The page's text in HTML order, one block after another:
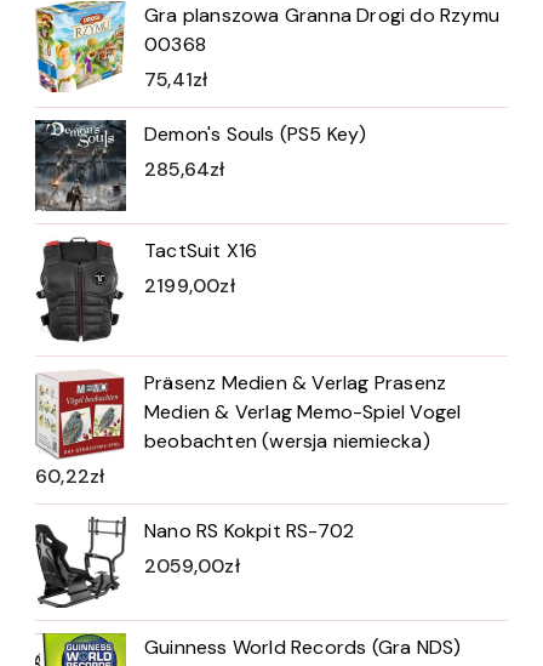
Gra planszowa Granna Drogi do Rzymu
00368
75,41zł
Demon's Souls (PS5 Key)
285,64zł
TactSuit X16
2199,00zł
Präsenz Medien & Verlag Prasenz
Medien & Verlag Memo-Spiel Vogel
beobachten (wersja niemiecka)
60,22zł
Nano RS Kokpit RS-702
2059,00zł
Guinness World Records (Gra NDS)